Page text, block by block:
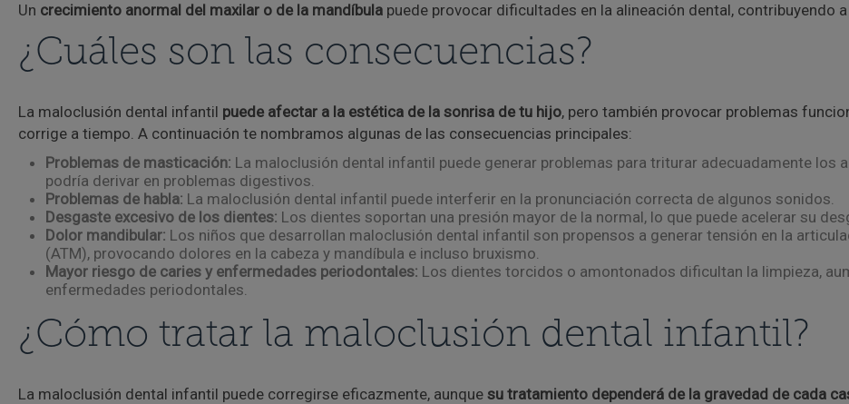
Un crecimiento anormal del maxilar o de la mandíbula puede provocar dificultades en la alineación dental, contribuyendo
¿Cuáles son las consecuencias?
La maloclusión dental infantil puede afectar a la estética de la sonrisa de tu hijo, pero también provocar problemas
corrige a tiempo. A continuación te nombramos algunas de las consecuencias principales:
Problemas de masticación: La maloclusión dental infantil puede generar problemas para triturar adecuadamente los
podría derivar en problemas digestivos.
Problemas de habla: La maloclusión dental infantil puede interferir en la pronunciación correcta de algunos sonidos.
Desgaste excesivo de los dientes: Los dientes soportan una presión mayor de la normal, lo que puede acelerar su
Dolor mandibular: Los niños que desarrollan maloclusión dental infantil son propensos a generar tensión en la
(ATM), provocando dolores en la cabeza y mandíbula e incluso bruxismo.
Mayor riesgo de caries y enfermedades periodontales: Los dientes torcidos o amontonados dificultan la limpieza,
enfermedades periodontales.
¿Cómo tratar la maloclusión dental infantil?
La maloclusión dental infantil puede corregirse eficazmente, aunque su tratamiento dependerá de la gravedad de cada